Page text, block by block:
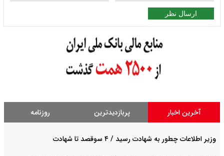
ارسال نظر
آخرین اخبار پربازدیدترین روزنامه
وزیر اطلاعات چطور به شهادت رسید / ۴ سوقصد تا شهادت